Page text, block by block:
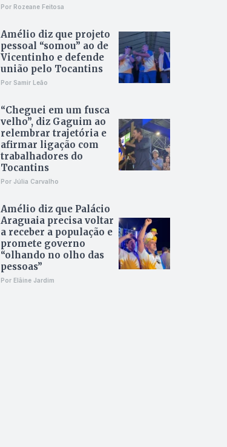
Por Rozeane Feitosa
Amélio diz que projeto
pessoal “somou” ao de
Vicentinho e defende
união pelo Tocantins
Por Samir Leão
“Cheguei em um fusca
velho”, diz Gaguim ao
relembrar trajetória e
afirmar ligação com
trabalhadores do
Tocantins
Por Júlia Carvalho
Amélio diz que Palácio
Araguaia precisa voltar
a receber a população e
promete governo
“olhando no olho das
pessoas”
Por Elâine Jardim